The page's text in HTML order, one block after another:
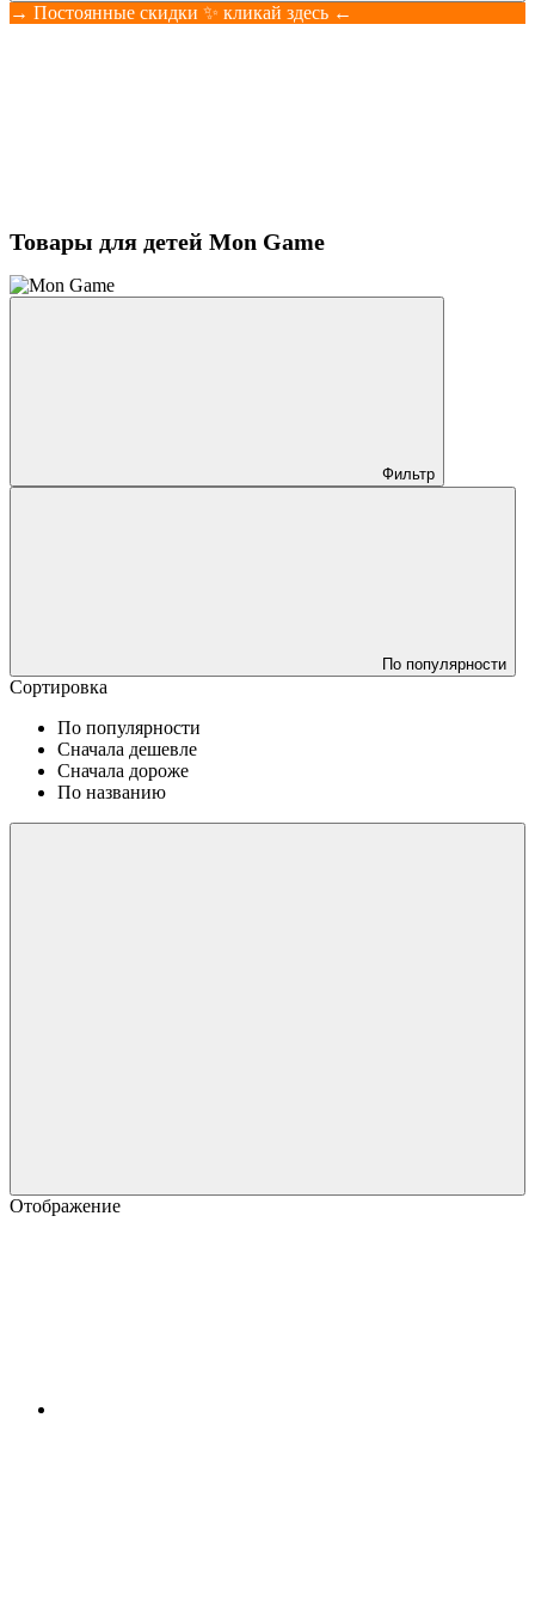
→ Постоянные скидки ✨ кликай здесь ←
Товары для детей Mon Game
Фильтр
По популярности
Сортировка
По популярности
Сначала дешевле
Сначала дороже
По названию
Отображение